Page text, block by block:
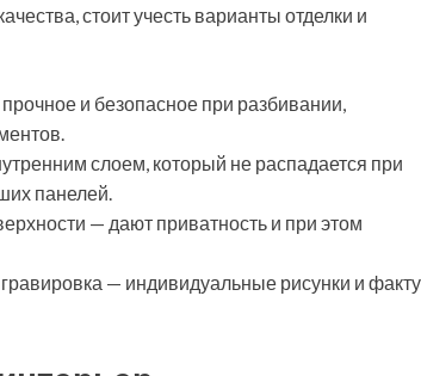
стоит учесть варианты отделки и
и безопасное при разбивании,
слоем, который не распадается при
панелей.
— дают приватность и при этом
— индивидуальные рисунки и